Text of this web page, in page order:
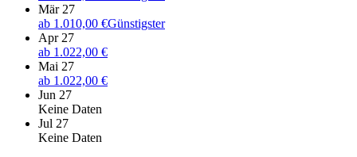
Mär 27
ab 1.010,00 €Günstigster
Apr 27
ab 1.022,00 €
Mai 27
ab 1.022,00 €
Jun 27
Keine Daten
Jul 27
Keine Daten